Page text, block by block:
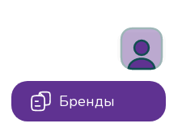
Бренды